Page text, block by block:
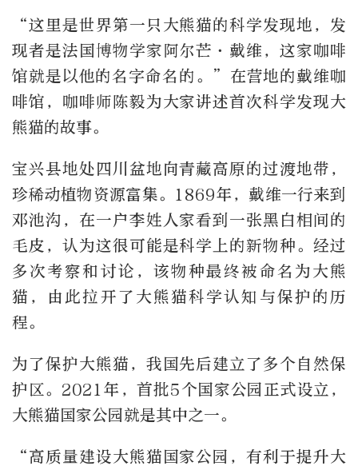
“这里是世界第一只大熊猫的科学发现地，发
现者是法国博物学家阿尔芒·戴维，这家咖啡
馆就是以他的名字命名的。”在营地的戴维咖
啡馆，咖啡师陈毅为大家讲述首次科学发现大
熊猫的故事。
宝兴县地处四川盆地向青藏高原的过渡地带，
珍稀动植物资源富集。1869年，戴维一行来到
邓池沟，在一户李姓人家看到一张黑白相间的
毛皮，认为这很可能是科学上的新物种。经过
多次考察和讨论，该物种最终被命名为大熊
猫，由此拉开了大熊猫科学认知与保护的历
程。
为了保护大熊猫，我国先后建立了多个自然保
护区。2021年，首批5个国家公园正式设立，
大熊猫国家公园就是其中之一。
“高质量建设大熊猫国家公园，有利于提升大